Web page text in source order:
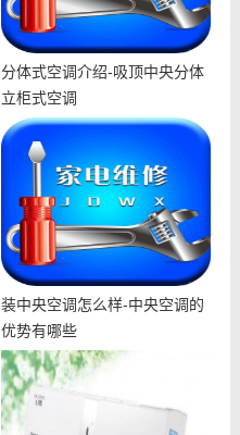
分体式空调介绍-吸顶中央分体
立柜式空调
装中央空调怎么样-中央空调的
优势有哪些